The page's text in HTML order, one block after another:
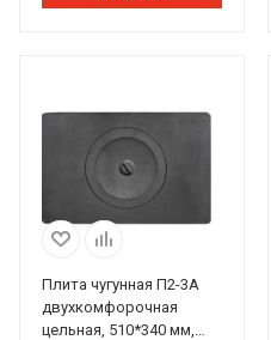
Плита чугунная П2-3А
двухкомфорочная
цельная, 510*340 мм,